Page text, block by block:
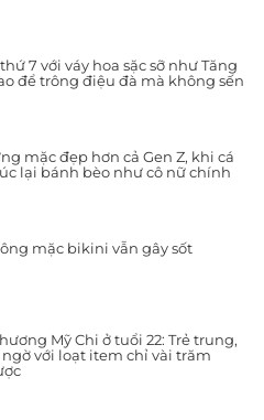
7 với váy hoa sặc sỡ như Tăng
để trông điệu đà mà không sến
mặc đẹp hơn cả Gen Z, khi cá
lại bánh bèo như cô nữ chính
mặc bikini vẫn gây sốt
Mỹ Chi ở tuổi 22: Trẻ trung,
với loạt item chỉ vài trăm